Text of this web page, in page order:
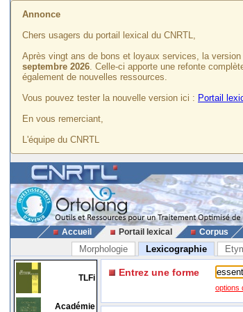
Annonce
Chers usagers du portail lexical du CNRTL,
Après vingt ans de bons et loyaux services, la
septembre 2026. Celle-ci apporte une refonte
également de nouvelles ressources.
Vous pouvez tester la nouvelle version ici : Portail
En vous remerciant,
L'équipe du CNRTL
Accueil Portail lexical Corpus
Morphologie Lexicographie
TLFi
Académie
Entrez une forme
options